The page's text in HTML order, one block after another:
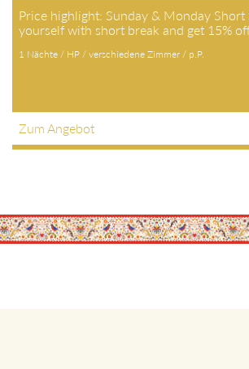
Price highlight: Sunday & Monday Short
yourself with short break and get 15%
1 Nächte / HP / verschiedene Zimmer / p.P.
Zum Angebot